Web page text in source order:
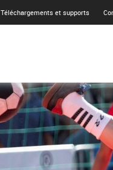
Téléchargements et supports